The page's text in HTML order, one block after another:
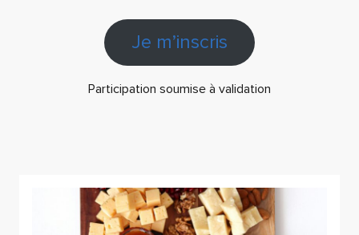
Je m’inscris
Participation soumise à validation